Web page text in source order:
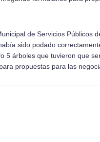
de Servicios Públicos
sido podado
5 árboles que tuvieron que
propuestas para las